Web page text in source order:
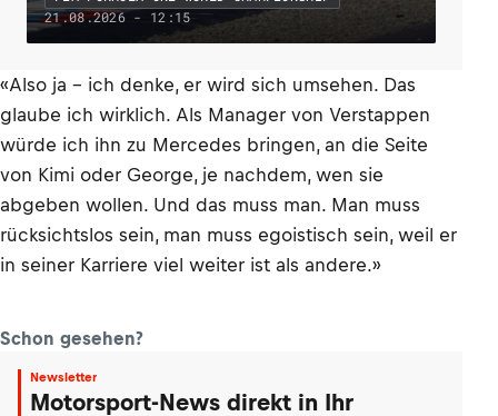
21.08.2026 - 12:15
«Also ja – ich denke, er wird sich umsehen. Das
glaube ich wirklich. Als Manager von Verstappen
würde ich ihn zu Mercedes bringen, an die Seite
von Kimi oder George, je nachdem, wen sie
abgeben wollen. Und das muss man. Man muss
rücksichtslos sein, man muss egoistisch sein, weil er
in seiner Karriere viel weiter ist als andere.»
Schon gesehen?
Newsletter
Motorsport-News direkt in Ihr